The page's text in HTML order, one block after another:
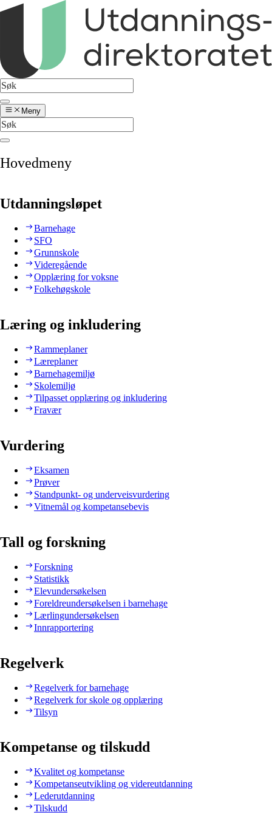
Meny
Hovedmeny
Utdanningsløpet
Barnehage
SFO
Grunnskole
Videregående
Opplæring for voksne
Folkehøgskole
Læring og inkludering
Rammeplaner
Læreplaner
Barnehagemiljø
Skolemiljø
Tilpasset opplæring og inkludering
Fravær
Vurdering
Eksamen
Prøver
Standpunkt- og underveisvurdering
Vitnemål og kompetansebevis
Tall og forskning
Forskning
Statistikk
Elevundersøkelsen
Foreldreundersøkelsen i barnehage
Lærlingundersøkelsen
Innrapportering
Regelverk
Regelverk for barnehage
Regelverk for skole og opplæring
Tilsyn
Kompetanse og tilskudd
Kvalitet og kompetanse
Kompetanseutvikling og videreutdanning
Lederutdanning
Tilskudd